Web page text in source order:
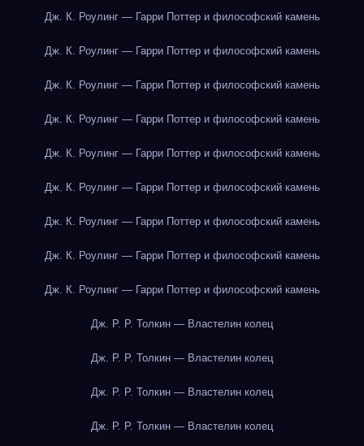
Дж. К. Роулинг — Гарри Поттер и философский камень
Дж. К. Роулинг — Гарри Поттер и философский камень
Дж. К. Роулинг — Гарри Поттер и философский камень
Дж. К. Роулинг — Гарри Поттер и философский камень
Дж. К. Роулинг — Гарри Поттер и философский камень
Дж. К. Роулинг — Гарри Поттер и философский камень
Дж. К. Роулинг — Гарри Поттер и философский камень
Дж. К. Роулинг — Гарри Поттер и философский камень
Дж. К. Роулинг — Гарри Поттер и философский камень
Дж. Р. Р. Толкин — Властелин колец
Дж. Р. Р. Толкин — Властелин колец
Дж. Р. Р. Толкин — Властелин колец
Дж. Р. Р. Толкин — Властелин колец